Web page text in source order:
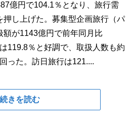
億円で104.1％となり、旅行需
押し上げた。募集型企画旅行（パ
額が1143億円で前年同月比
119.8％と好調で、取扱人数も約
った。訪日旅行は121....
続きを読む